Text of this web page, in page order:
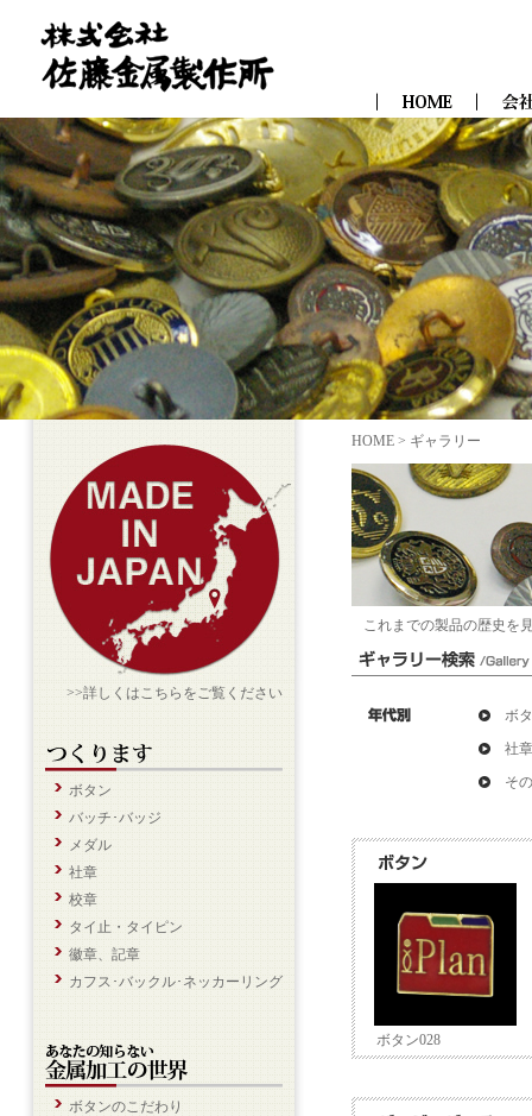
>>詳しくはこちらをご覧ください
ボタン
バッチ･バッジ
メダル
社章
校章
タイ止・タイピン
徽章、記章
カフス･バックル･ネッカーリング
ボタンのこだわり
HOME > ギャラリー
これまでの製品の歴史を
ボ
社
そ
ボタン028